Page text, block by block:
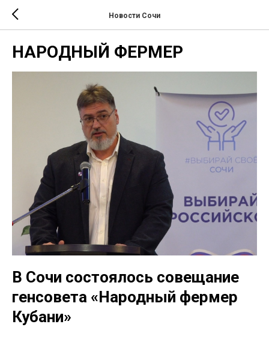
Новости Сочи
НАРОДНЫЙ ФЕРМЕР
В Сочи состоялось совещание
генсовета «Народный фермер
Кубани»